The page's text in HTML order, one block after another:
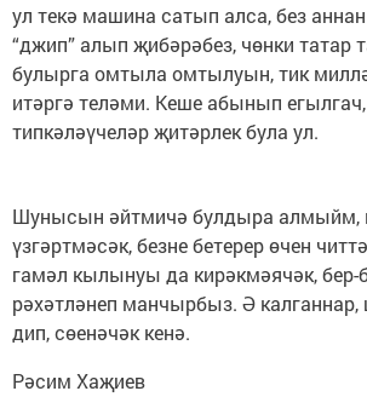
ул текә машина сатып алса, без
“джип” алып җибәрәбез, чөнки татар
булырга омтыла омтылуын, тик
итәргә теләми. Кеше абынып
типкәләүчеләр җитәрлек була ул.
Шунысын әйтмичә булдыра алмыйм,
үзгәртмәсәк, безне бетерер өчен
гамәл кылынуы да кирәкмәячәк, бер-
рәхәтләнеп манчырбыз. Ә калганнар,
дип, сөенәчәк кенә.
Рәсим Хаҗиев